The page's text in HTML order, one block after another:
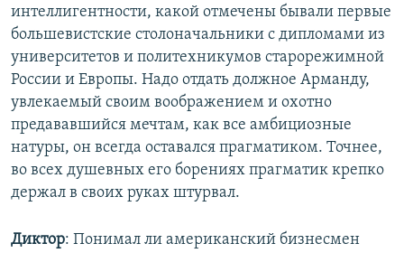
интеллигентности, какой отмечены бывали первые
большевистские столоначальники с дипломами из
университетов и политехникумов старорежимной
России и Европы. Надо отдать должное Арманду,
увлекаемый своим воображением и охотно
предававшийся мечтам, как все амбициозные
натуры, он всегда оставался прагматиком. Точнее,
во всех душевных его борениях прагматик крепко
держал в своих руках штурвал.
Диктор: Понимал ли американский бизнесмен